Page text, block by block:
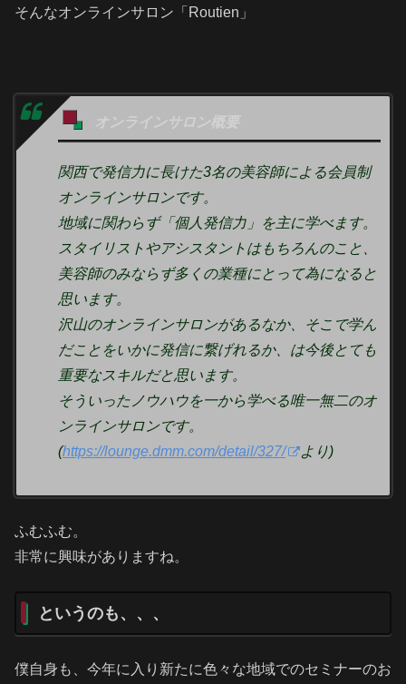
そんなオンラインサロン「Routien」
オンラインサロン概要
関西で発信力に長けた3名の美容師による会員制
オンラインサロンです。
地域に関わらず「個人発信力」を主に学べます。
スタイリストやアシスタントはもちろんのこと、
美容師のみならず多くの業種にとって為になると
思います。
沢山のオンラインサロンがあるなか、そこで学ん
だことをいかに発信に繋げれるか、は今後とても
重要なスキルだと思います。
そういったノウハウを一から学べる唯一無二のオ
ンラインサロンです。
(https://lounge.dmm.com/detail/327/ より)
ふむふむ。
非常に興味がありますね。
というのも、、、
僕自身も、今年に入り新たに色々な地域でのセミナーのお